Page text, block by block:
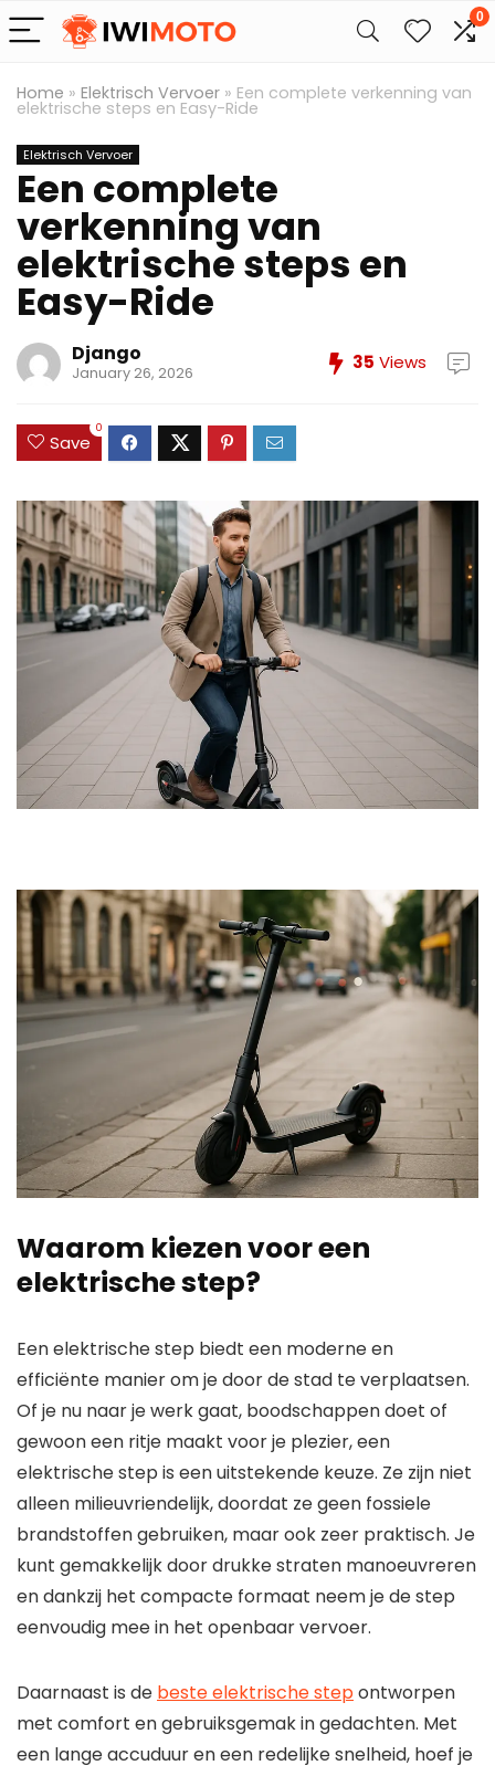
0
Home » Elektrisch Vervoer » Een complete verkenning van
elektrische steps en Easy-Ride
Elektrisch Vervoer
Een complete
verkenning van
elektrische steps en
Easy-Ride
Django
January 26, 2026 35 Views
Save
0
Waarom kiezen voor een
elektrische step?
Een elektrische step biedt een moderne en
efficiënte manier om je door de stad te verplaatsen.
Of je nu naar je werk gaat, boodschappen doet of
gewoon een ritje maakt voor je plezier, een
elektrische step is een uitstekende keuze. Ze zijn niet
alleen milieuvriendelijk, doordat ze geen fossiele
brandstoffen gebruiken, maar ook zeer praktisch. Je
kunt gemakkelijk door drukke straten manoeuvreren
en dankzij het compacte formaat neem je de step
eenvoudig mee in het openbaar vervoer.
Daarnaast is de beste elektrische stepontworpen
met comfort en gebruiksgemak in gedachten. Met
een lange accuduur en een redelijke snelheid, hoef je